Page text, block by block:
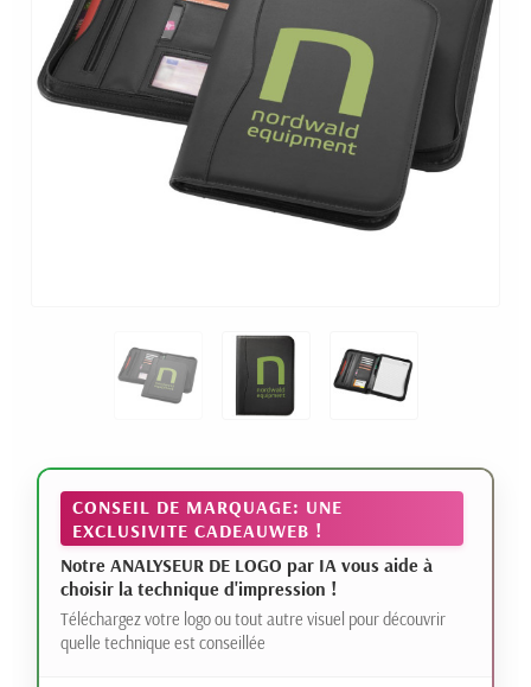
CONSEIL DE MARQUAGE: UNE
EXCLUSIVITE CADEAUWEB !
Notre ANALYSEUR DE LOGO par IA vous aide à
choisir la technique d'impression !
Téléchargez votre logo ou tout autre visuel pour découvrir
quelle technique est conseillée